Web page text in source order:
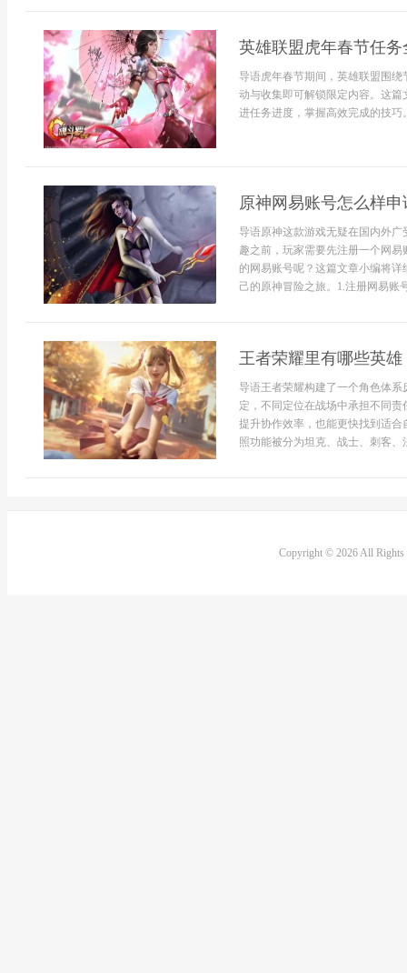
英雄联盟虎年春节任
导语虎年春节期间，英雄联盟围
动与收集即可解锁限定内容。这
进任务进度，掌握高效完成的技
原神网易账号怎么样申
导语原神这款游戏无疑在国内外
趣之前，玩家需要先注册一个网
的网易账号呢？这篇文章小编将
己的原神冒险之旅。1.注册网易账
王者荣耀里有哪些英雄
导语王者荣耀构建了一个角色体
定，不同定位在战场中承担不同
提升协作效率，也能更快找到适
照功能被分为坦克、战士、刺客
Copyright © 2026 All